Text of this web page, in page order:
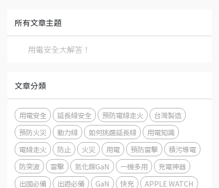
所有文章主題
用電安全大解答！
文章分類
用電安全 延長線安全 預防電線走火
台灣製造
預防火災
動力線 如何挑選延長線
用電知識
電線走火
防止 火災 用電 預防雷擊
積污導電
防突波
雷擊 氮化鎵GaN 一機多用
充電神器
出國必備
出遊必備 GaN 快充
APPLE WATCH